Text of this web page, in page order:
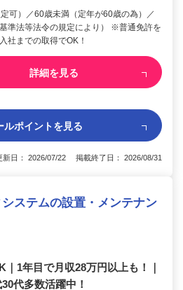
可）／60歳未満（定年が60歳の為）／
準法等法令の規定により） ※普通免許を
社までの取得でOK！
詳細を見る
ルポイントを見る
新日： 2026/07/22 掲載終了日： 2026/08/31
ステムの設置・メンテナン
1年目で月収28万円以上も！｜
代多数活躍中！